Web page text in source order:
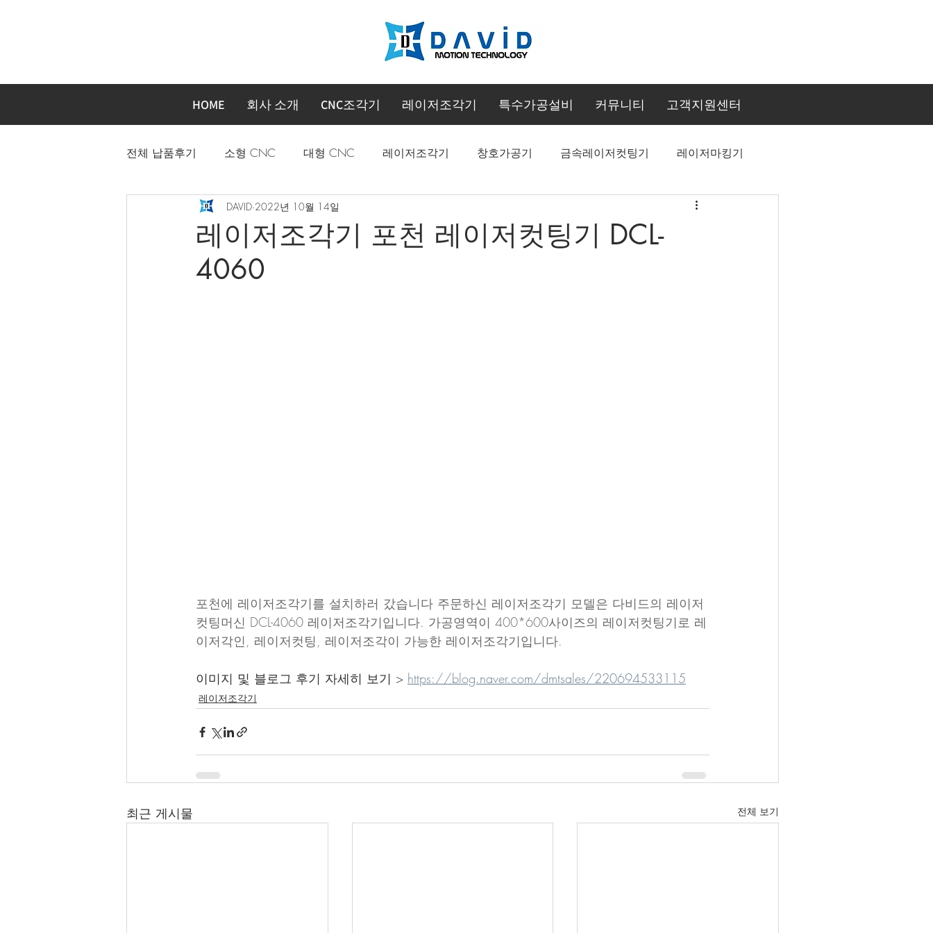
HOME 회사 소개 CNC조각기 레이저조각기 특수가공설비 커뮤니티 고객지원센터
전체 납품후기 소형 CNC 대형 CNC 레이저조각기 창호가공기 금속레이저컷팅기 레이저마킹기
자동화장비 주문제작기계 CNC 머시닝센터
레이저조각기 포천 레이저컷팅기 DCL-
4060
DAVID 2022년 10월 14일
포천에 레이저조각기를 설치하러 갔습니다 주문하신 레이저조각기 모델은 다비드의 레이저
컷팅머신 DCL-4060 레이저조각기입니다. 가공영역이 400*600사이즈의 레이저컷팅기로 레
이저각인, 레이저컷팅, 레이저조각이 가능한 레이저조각기입니다.
이미지 및 블로그 후기 자세히 보기 > https://blog.naver.com/dmtsales/220694533115
레이저조각기
최근 게시물 전체 보기